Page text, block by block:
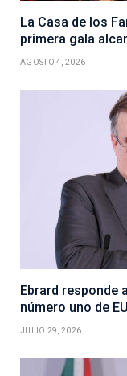
La Casa de los
primera gala
AGOSTO 4, 2026
Ebrard responde
número uno de EU
JULIO 29, 2026